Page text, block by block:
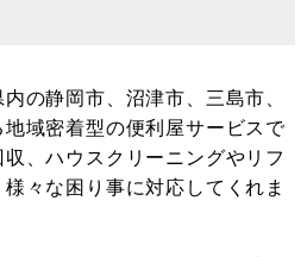
の静岡市、沼津市、三島市、
域密着型の便利屋サービスで
、ハウスクリーニングやリフ
々な困り事に対応してくれま